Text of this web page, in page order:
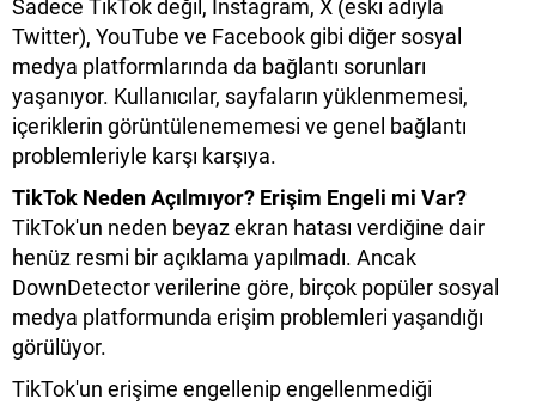
Sadece TikTok değil, Instagram, X (eski adıyla
Twitter), YouTube ve Facebook gibi diğer sosyal
medya platformlarında da bağlantı sorunları
yaşanıyor. Kullanıcılar, sayfaların yüklenmemesi,
içeriklerin görüntülenememesi ve genel bağlantı
problemleriyle karşı karşıya.
TikTok Neden Açılmıyor? Erişim Engeli mi Var?
TikTok'un neden beyaz ekran hatası verdiğine dair
henüz resmi bir açıklama yapılmadı. Ancak
DownDetector verilerine göre, birçok popüler sosyal
medya platformunda erişim problemleri yaşandığı
görülüyor.
TikTok'un erişime engellenip engellenmediği